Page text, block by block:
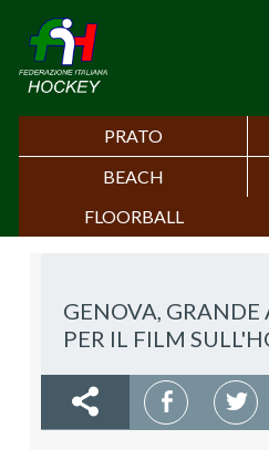
PRATO
BEACH
FLOORBALL
GENOVA,
PER IL FILM